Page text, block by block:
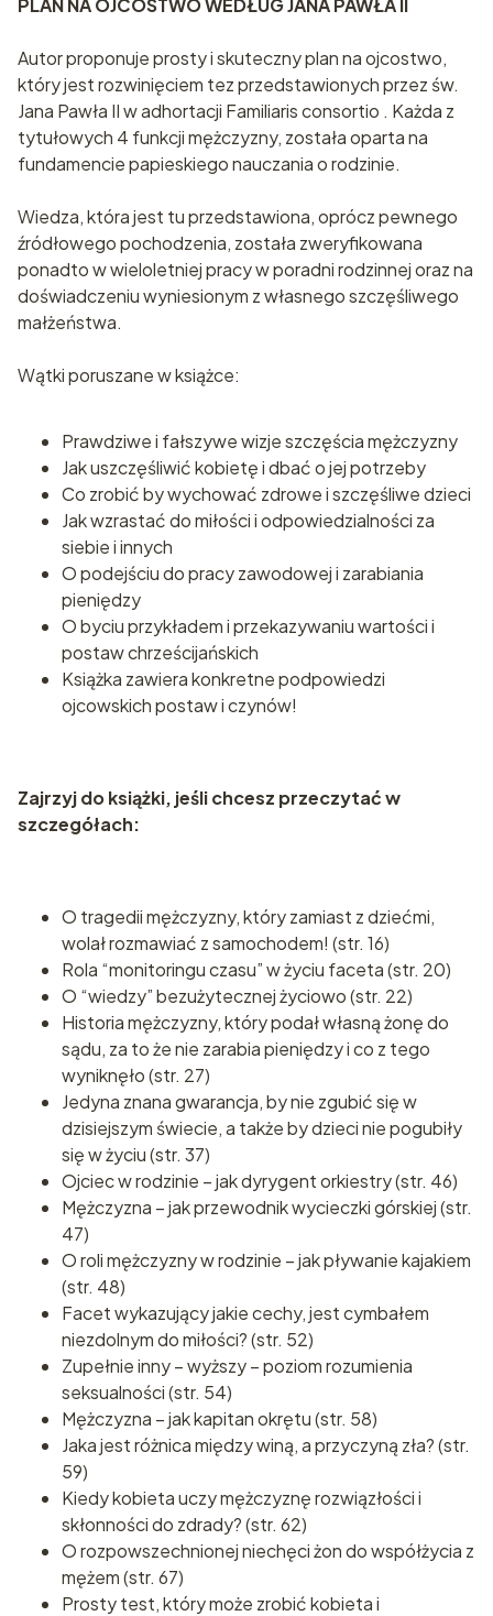
Autor proponuje prosty i skuteczny plan na ojcostwo,
który jest rozwinięciem tez przedstawionych przez św.
Jana Pawła II w adhortacji Familiaris consortio . Każda z
tytułowych 4 funkcji mężczyzny, została oparta na
fundamencie papieskiego nauczania o rodzinie.
Wiedza, która jest tu przedstawiona, oprócz pewnego
źródłowego pochodzenia, została zweryfikowana
ponadto w wieloletniej pracy w poradni rodzinnej oraz na
doświadczeniu wyniesionym z własnego szczęśliwego
małżeństwa.
Wątki poruszane w książce:
Prawdziwe i fałszywe wizje szczęścia mężczyzny
Jak uszczęśliwić kobietę i dbać o jej potrzeby
Co zrobić by wychować zdrowe i szczęśliwe dzieci
Jak wzrastać do miłości i odpowiedzialności za
siebie i innych
O podejściu do pracy zawodowej i zarabiania
pieniędzy
O byciu przykładem i przekazywaniu wartości i
postaw chrześcijańskich
Książka zawiera konkretne podpowiedzi
ojcowskich postaw i czynów!
Zajrzyj do książki, jeśli chcesz przeczytać w
szczegółach:
O tragedii mężczyzny, który zamiast z dziećmi,
wolał rozmawiać z samochodem! (str. 16)
Rola “monitoringu czasu” w życiu faceta (str. 20)
O “wiedzy” bezużytecznej życiowo (str. 22)
Historia mężczyzny, który podał własną żonę do
sądu, za to że nie zarabia pieniędzy i co z tego
wyniknęło (str. 27)
Jedyna znana gwarancja, by nie zgubić się w
dzisiejszym świecie, a także by dzieci nie pogubiły
się w życiu (str. 37)
Ojciec w rodzinie – jak dyrygent orkiestry (str. 46)
Mężczyzna – jak przewodnik wycieczki górskiej (str.
47)
O roli mężczyzny w rodzinie – jak pływanie kajakiem
(str. 48)
Facet wykazujący jakie cechy, jest cymbałem
niezdolnym do miłości? (str. 52)
Zupełnie inny – wyższy – poziom rozumienia
seksualności (str. 54)
Mężczyzna – jak kapitan okrętu (str. 58)
Jaka jest różnica między winą, a przyczyną zła? (str.
59)
Kiedy kobieta uczy mężczyznę rozwiązłości i
skłonności do zdrady? (str. 62)
O rozpowszechnionej niechęci żon do współżycia z
mężem (str. 67)
Prosty test, który może zrobić kobieta i